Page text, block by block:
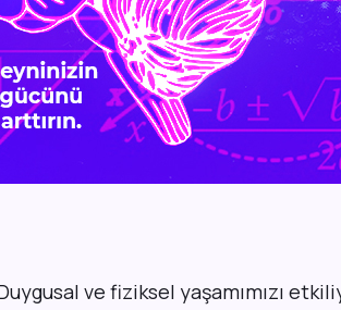
ve fiziksel yaşamımızı